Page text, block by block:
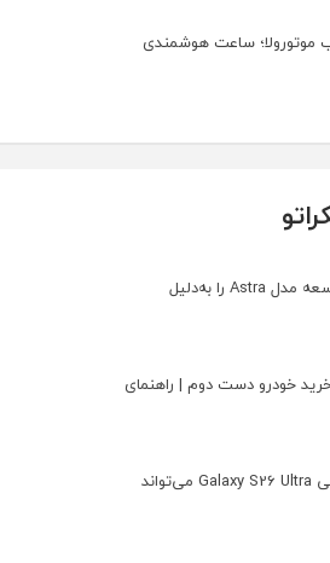
ساعت هوشمندی
OpenAI توسعه مدل Astra را به‌دلیل
خودرو دست دوم | راهنمای
چگونه گوشی Galaxy S26 Ultra می‌تواند